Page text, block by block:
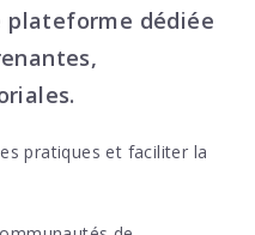
plateforme dédiée
pratiques et faciliter la